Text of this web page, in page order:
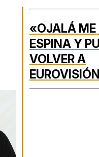
«OJALÁ ME
ESPINA Y
VOLVER A